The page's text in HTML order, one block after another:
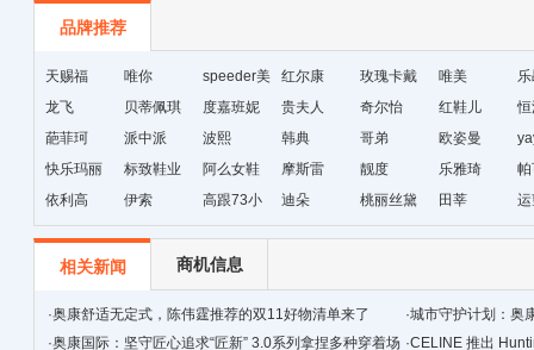
品牌推荐
天赐福 唯你
speeder美
国暴龙
红尔康
玫瑰卡戴
尔
唯美
龙飞
贝蒂佩琪 度嘉班妮 贵夫人 奇尔怡 红鞋儿
葩菲珂
派中派 波熙 韩典 哥弟 欧姿曼
快乐玛丽
标致鞋业 阿么女鞋 摩斯雷 靓度 乐雅琦
依利高
伊索
高跟73小
时
迪朵 桃丽丝黛 田莘
相关新闻 商机信息
·奥康舒适无定式，陈伟霆推荐的双11好物清单来了 ·城市守护计划：奥
·奥康国际：坚守匠心追求“匠新” 3.0系列拿捏多种穿着场 ·CELINE 推出